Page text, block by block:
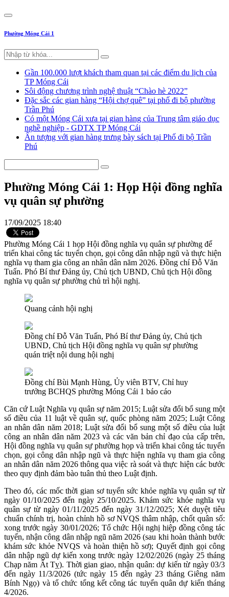
Phường Móng Cái 1
Gần 100.000 lượt khách tham quan tại các điểm du lịch của
TP Móng Cái
Sôi động chương trình nghệ thuật “Chào hè 2022”
Đặc sắc các gian hàng “Hội chợ quê” tại phố đi bộ phường
Trần Phú
Có một Móng Cái xưa tại gian hàng của Trung tâm giáo dục
nghề nghiệp - GDTX TP Móng Cái
Ấn tượng với gian hàng trưng bày sách tại Phố đi bộ Trần
Phú
Phường Móng Cái 1: Họp Hội đồng nghĩa
vụ quân sự phường
17/09/2025 18:40
Phường Móng Cái 1 họp Hội đồng nghĩa vụ quân sự phường để
triển khai công tác tuyển chọn, gọi công dân nhập ngũ và thực hiện
nghĩa vụ tham gia công an nhân dân năm 2026. Đồng chí Đỗ Văn
Tuấn. Phó Bí thư Đảng ủy, Chủ tịch UBND, Chủ tịch Hội đồng
nghĩa vụ quân sự phường chủ trì hội nghị.
Quang cảnh hội nghị
Đồng chí Đỗ Văn Tuấn, Phó Bí thư Đảng ủy, Chủ tịch
UBND, Chủ tịch Hội đồng nghĩa vụ quân sự phường
quán triệt nội dung hội nghị
Đồng chí Bùi Mạnh Hùng, Ủy viên BTV, Chỉ huy
trưởng BCHQS phường Móng Cái 1 báo cáo
Căn cứ Luật Nghĩa vụ quân sự năm 2015; Luật sửa đổi bổ sung một
số điều của 11 luật về quân sự, quốc phòng năm 2025; Luật Công
an nhân dân năm 2018; Luật sửa đổi bổ sung một số điều của luật
công an nhân dân năm 2023 và các văn bản chỉ đạo của cấp trên,
Hội đồng nghĩa vụ quân sự phường họp và triển khai công tác tuyển
chọn, gọi công dân nhập ngũ và thực hiện nghĩa vụ tham gia công
an nhân dân năm 2026 thông qua việc rà soát và thực hiện các bước
theo quy định đảm bào tuân thủ theo Luật định.
Theo đó, các mốc thời gian sơ tuyển sức khỏe nghĩa vụ quân sự từ
ngày 01/10/2025 đến ngày 25/10/2025. Khám sức khỏe nghĩa vụ
quân sự từ ngày 01/11/2025 đến ngày 31/12/2025; Xét duyệt tiêu
chuẩn chính trị, hoàn chỉnh hồ sơ NVQS thâm nhập, chốt quân số:
xong trước ngày 30/01/2026; Tổ chức Hội nghị hiệp đồng công tác
tuyển, nhận công dân nhập ngũ năm 2026 (sau khi hoàn thành bước
khám sức khỏe NVQS và hoàn thiện hồ sơ); Quyết định gọi công
dân nhập ngũ dự kiến xong trước ngày 12/02/2026 (ngày 25 tháng
Chạp năm Ất Tỵ). Thời gian giao, nhận quân: dự kiến từ ngày 03/3
đến ngày 11/3/2026 (tức ngày 15 đến ngày 23 tháng Giêng năm
Bính Ngọ) và tổ chức tổng kết công tác tuyển quân dự kiến tháng
4/2026.